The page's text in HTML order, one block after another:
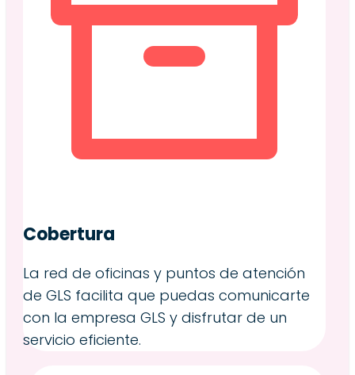
Cobertura
La red de oficinas y puntos de atención
de GLS facilita que puedas comunicarte
con la empresa GLS y disfrutar de un
servicio eficiente.